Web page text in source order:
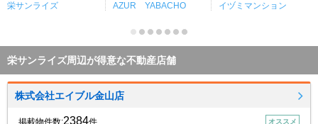
栄サンライズ AZUR YABACHO イヅミマンション
栄サンライズ周辺が得意な不動産店舗
株式会社エイブル金山店
掲載物件数:2384件 オススメ